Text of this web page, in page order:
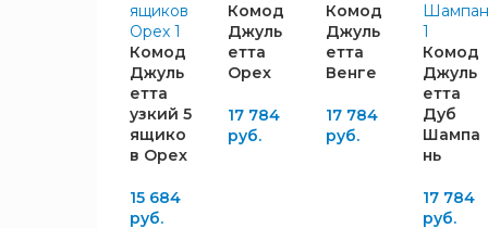
6
Комод
Джуль
етта
узкий 5
ящико
в Орех
15 684
руб.
Комод
Джуль
етта
Орех
17 784
руб.
Комод
Джуль
етта
Венге
17 784
руб.
Комод
Джуль
етта
Дуб
Шампа
нь
17 784
руб.